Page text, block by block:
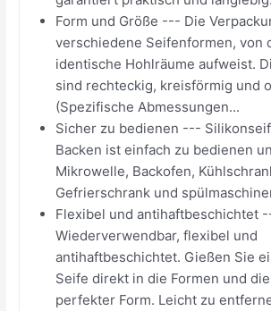
Form und Größe --- Die
verschiedene Seifenformen, von
identische Hohlräume aufweist.
sind rechteckig, kreisförmig und
(Spezifische Abmessungen...
Sicher zu bedienen ---
Backen ist einfach zu bedienen
Mikrowelle, Backofen,
Gefrierschrank und
Flexibel und antihaftbeschichtet
Wiederverwendbar, flexibel und
antihaftbeschichtet. Gießen Sie
Seife direkt in die Formen und
perfekter Form. Leicht zu